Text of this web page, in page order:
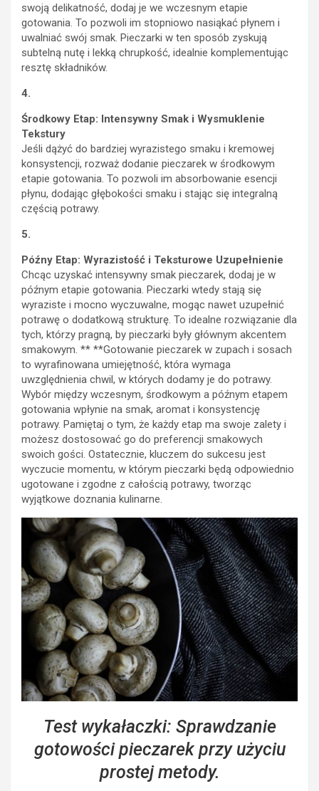
swoją delikatność, dodaj je we wczesnym etapie
gotowania. To pozwoli im stopniowo nasiąkać płynem i
uwalniać swój smak. Pieczarki w ten sposób zyskują
subtelną nutę i lekką chrupkość, idealnie komplementując
resztę składników.
4.
Środkowy Etap: Intensywny Smak i Wysmuklenie
Tekstury
Jeśli dążyć do bardziej wyrazistego smaku i kremowej
konsystencji, rozważ dodanie pieczarek w środkowym
etapie gotowania. To pozwoli im absorbowanie esencji
płynu, dodając głębokości smaku i stając się integralną
częścią potrawy.
5.
Późny Etap: Wyrazistość i Teksturowe Uzupełnienie
Chcąc uzyskać intensywny smak pieczarek, dodaj je w
późnym etapie gotowania. Pieczarki wtedy stają się
wyraziste i mocno wyczuwalne, mogąc nawet uzupełnić
potrawę o dodatkową strukturę. To idealne rozwiązanie dla
tych, którzy pragną, by pieczarki były głównym akcentem
smakowym. ** **Gotowanie pieczarek w zupach i sosach
to wyrafinowana umiejętność, która wymaga
uwzględnienia chwil, w których dodamy je do potrawy.
Wybór między wczesnym, środkowym a późnym etapem
gotowania wpłynie na smak, aromat i konsystencję
potrawy. Pamiętaj o tym, że każdy etap ma swoje zalety i
możesz dostosować go do preferencji smakowych
swoich gości. Ostatecznie, kluczem do sukcesu jest
wyczucie momentu, w którym pieczarki będą odpowiednio
ugotowane i zgodne z całością potrawy, tworząc
wyjątkowe doznania kulinarne.
Test wykałaczki: Sprawdzanie
gotowości pieczarek przy użyciu
prostej metody.